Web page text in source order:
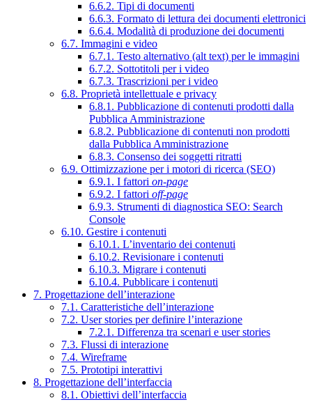
6.6.2. Tipi di documenti
6.6.3. Formato di lettura dei documenti elettronici
6.6.4. Modalità di produzione dei documenti
6.7. Immagini e video
6.7.1. Testo alternativo (alt text) per le immagini
6.7.2. Sottotitoli per i video
6.7.3. Trascrizioni per i video
6.8. Proprietà intellettuale e privacy
6.8.1. Pubblicazione di contenuti prodotti dalla
Pubblica Amministrazione
6.8.2. Pubblicazione di contenuti non prodotti
dalla Pubblica Amministrazione
6.8.3. Consenso dei soggetti ritratti
6.9. Ottimizzazione per i motori di ricerca (SEO)
6.9.1. I fattori on-page
6.9.2. I fattori off-page
6.9.3. Strumenti di diagnostica SEO: Search
Console
6.10. Gestire i contenuti
6.10.1. L’inventario dei contenuti
6.10.2. Revisionare i contenuti
6.10.3. Migrare i contenuti
6.10.4. Pubblicare i contenuti
7. Progettazione dell’interazione
7.1. Caratteristiche dell’interazione
7.2. User stories per definire l’interazione
7.2.1. Differenza tra scenari e user stories
7.3. Flussi di interazione
7.4. Wireframe
7.5. Prototipi interattivi
8. Progettazione dell’interfaccia
8.1. Obiettivi dell’interfaccia